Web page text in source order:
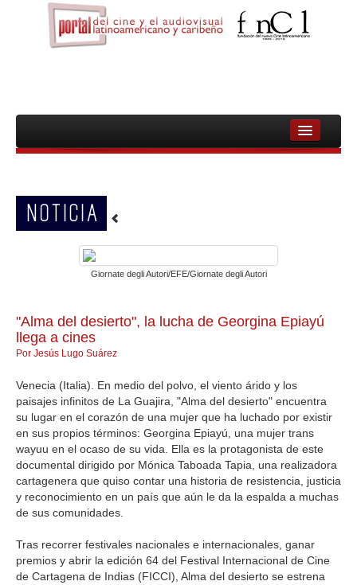
INICIO
PELICULAS
CINEASTAS
MUJERES
AUDIOVISUAL INDIGENA Y COMUNITARIO
GALERIA
NOTICIA
Giornate degli Autori/EFE/Giornate degli Autori
"Alma del desierto", la lucha de Georgina Epiayú
llega a cines
Por Jesús Lugo Suárez
Venecia (Italia). En medio del polvo, el viento árido y los
paisajes infinitos de La Guajira, "Alma del desierto" encuentra
su lugar en el corazón de una mujer que ha luchado por existir
en sus propios términos: Georgina Epiayú, una mujer trans
wayuu en el ocaso de su vida. Ella es la protagonista de este
documental dirigido por Mónica Taboada Tapia, una realizadora
cartagenera que quiso contar una historia de resistencia, justicia
y reconocimiento en un país que aún le da la espalda a muchas
de sus comunidades.
Tras recorrer festivales nacionales e internacionales, ganar
premios y abrir la edición 64 del Festival Internacional de Cine
de Cartagena de Indias (FICCI), Alma del desierto se estrena